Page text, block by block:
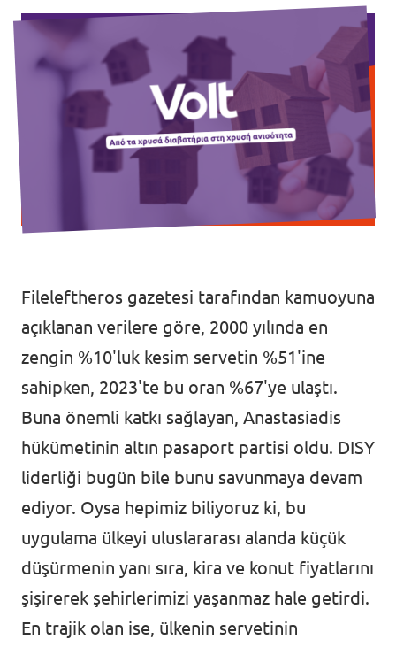
Fileleftheros gazetesi tarafından kamuoyuna
açıklanan verilere göre, 2000 yılında en
zengin %10'luk kesim servetin %51'ine
sahipken, 2023'te bu oran %67'ye ulaştı.
Buna önemli katkı sağlayan, Anastasiadis
hükümetinin altın pasaport partisi oldu. DISY
liderliği bugün bile bunu savunmaya devam
ediyor. Oysa hepimiz biliyoruz ki, bu
uygulama ülkeyi uluslararası alanda küçük
düşürmenin yanı sıra, kira ve konut fiyatlarını
şişirerek şehirlerimizi yaşanmaz hale getirdi.
En trajik olan ise, ülkenin servetinin